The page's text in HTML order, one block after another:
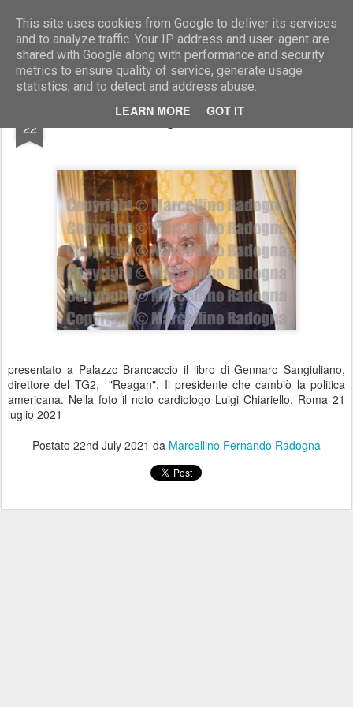
This site uses cookies from Google to deliver its services
and to analyze traffic. Your IP address and user-agent are
shared with Google along with performance and security
metrics to ensure quality of service, generate usage
statistics, and to detect and address abuse.
LEARN MORE GOT IT
Marcellino Radogna - Fotonotizie per la stampa
22 Luigi Chiariello
presentato a Palazzo Brancaccio il libro di Gennaro Sangiuliano,
direttore del TG2, "Reagan". Il presidente che cambiò la politica
americana. Nella foto il noto cardiologo Luigi Chiariello. Roma 21
luglio 2021
Postato 22nd July 2021 da Marcellino Fernando Radogna